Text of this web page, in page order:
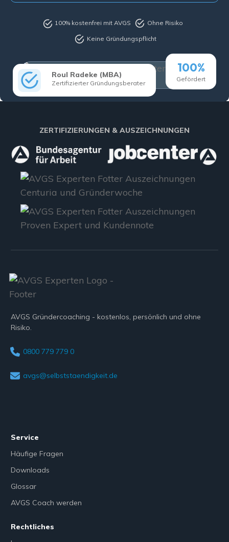
Keine Gründungspflicht
Ohne Risiko
100% kostenfrei mit AVGS
100%
Gefördert
Roul Radeke (MBA)
Zertifizierter Gründungsberater
ZERTIFIZIERUNGEN & AUSZEICHNUNGEN
AVGS Gründercoaching - kostenlos, persönlich und ohne
Risiko.
0800 779 779 0
avgs@selbststaendigkeit.de
Service
Häufige Fragen
Downloads
Glossar
AVGS Coach werden
Rechtliches